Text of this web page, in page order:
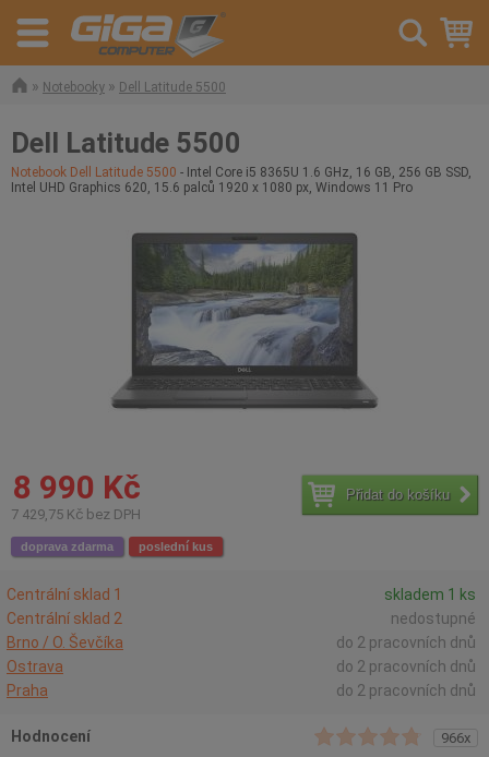
» Notebooky » Dell Latitude 5500
Dell Latitude 5500
Notebook Dell Latitude 5500 - Intel Core i5 8365U 1.6 GHz, 16 GB, 256 GB SSD,
Intel UHD Graphics 620, 15.6 palců 1920 x 1080 px, Windows 11 Pro
8 990 Kč
7 429,75 Kč bez DPH
Přidat do košíku
doprava zdarma poslední kus
Centrální sklad 1
skladem 1 ks
Centrální sklad 2
nedostupné
Brno / O. Ševčíka
do 2 pracovních dnů
Ostrava
do 2 pracovních dnů
Praha
do 2 pracovních dnů
Hodnocení 966x